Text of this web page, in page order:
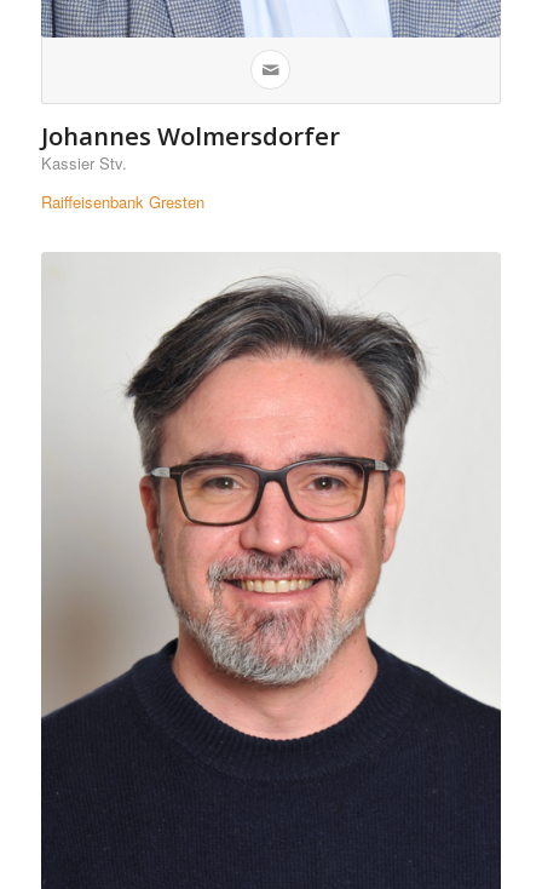
Johannes Wolmersdorfer
Kassier Stv.
Raiffeisenbank Gresten